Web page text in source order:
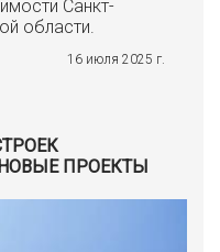
Санкт-
области.
16 июля 2025 г.
ПРОЕКТЫ